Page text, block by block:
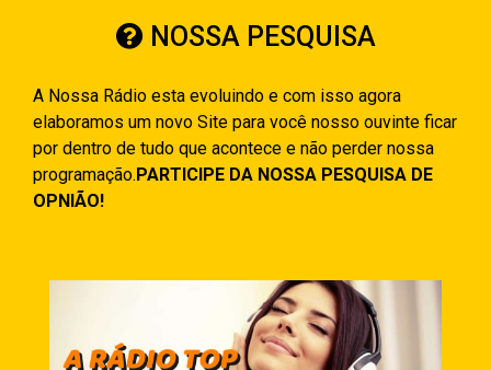
NOSSA PESQUISA
A Nossa Rádio esta evoluindo e com isso agora
elaboramos um novo Site para você nosso ouvinte ficar
por dentro de tudo que acontece e não perder nossa
programação.PARTICIPE DA NOSSA PESQUISA DE
OPNIÃO!